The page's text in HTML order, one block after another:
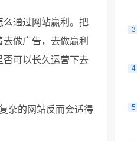
么通过网站赢利。把
做广告，去做赢利
否可以长久运营下去
杂的网站反而会适得
3
4
5